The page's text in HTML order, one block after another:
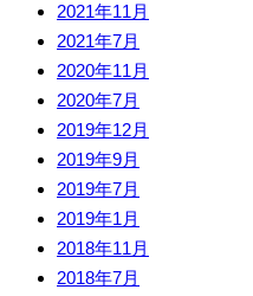
2021年11月
2021年7月
2020年11月
2020年7月
2019年12月
2019年9月
2019年7月
2019年1月
2018年11月
2018年7月